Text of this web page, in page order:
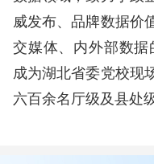
威发布、品牌数据价
交媒体、内外部数
成为湖北省委党校现
六百余名厅级及县处